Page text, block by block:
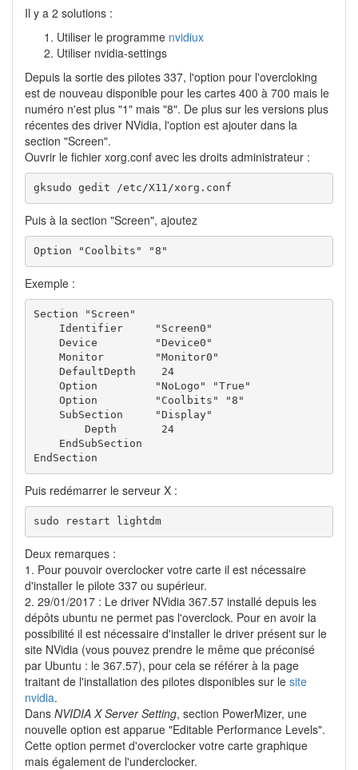
Il y a 2 solutions :
Utiliser le programme nvidiux
Utiliser nvidia-settings
Depuis la sortie des pilotes 337, l'option pour l'overcloking
est de nouveau disponible pour les cartes 400 à 700 mais le
numéro n'est plus "1" mais "8". De plus sur les versions plus
récentes des driver NVidia, l'option est ajouter dans la
section "Screen".
Ouvrir le fichier xorg.conf avec les droits administrateur :
gksudo gedit /etc/X11/xorg.conf
Puis à la section "Screen", ajoutez
Option "Coolbits" "8"
Exemple :
Section "Screen"
    Identifier     "Screen0"
    Device         "Device0"
    Monitor        "Monitor0"
    DefaultDepth    24
    Option         "NoLogo" "True"
    Option         "Coolbits" "8"
    SubSection     "Display"
        Depth       24
    EndSubSection
EndSection
Puis redémarrer le serveur X :
sudo restart lightdm
Deux remarques :
1. Pour pouvoir overclocker votre carte il est nécessaire
d'installer le pilote 337 ou supérieur.
2. 29/01/2017 : Le driver NVidia 367.57 installé depuis les
dépôts ubuntu ne permet pas l'overclock. Pour en avoir la
possibilité il est nécessaire d'installer le driver présent sur le
site NVidia (vous pouvez prendre le même que préconisé
par Ubuntu : le 367.57), pour cela se référer à la page
traitant de l'installation des pilotes disponibles sur le site
nvidia.
Dans NVIDIA X Server Setting, section PowerMizer, une
nouvelle option est apparue "Editable Performance Levels".
Cette option permet d'overclocker votre carte graphique
mais également de l'underclocker.